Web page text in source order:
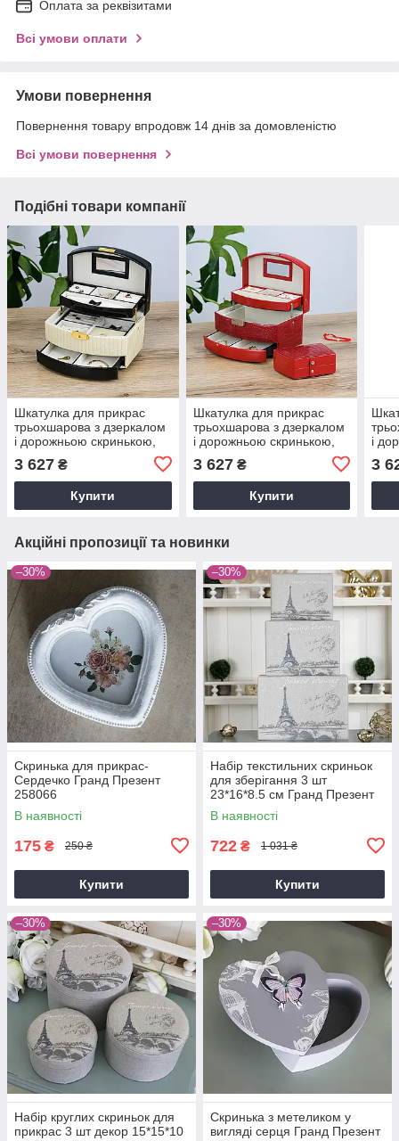
Оплата за реквізитами
Всі умови оплати
Умови повернення
Повернення товару впродовж 14 днів за домовленістю
Всі умови повернення
Подібні товари компанії
Шкатулка для прикрас
трьохшарова з дзеркалом
і дорожньою скринькою,
поліуретанова шкіра біла з
чорним 22*16.5*12.8 см
Гранд
3 627 ₴
Купити
Шкатулка для прикрас
трьохшарова з дзеркалом
і дорожньою скринькою,
червона 22*16.5*12.8 см
Гранд Презент
3 627₴
Купити
і
3
Акційні пропозиції та новинки
–30%
Скринька для прикрас-
Сердечко Гранд Презент
258066
В наявності
175 ₴ 250 ₴
Купити
–30%
Набір текстильних скриньок
для зберігання 3 шт
23*16*8.5 см Гранд Презент
GM09-J6033SML
В наявності
722 ₴ 1 031 ₴
Купити
–30%
Набір круглих скриньок для
прикрас 3 шт декор 15*15*10
–30%
Скринька з метеликом у
вигляді серця Гранд Презент